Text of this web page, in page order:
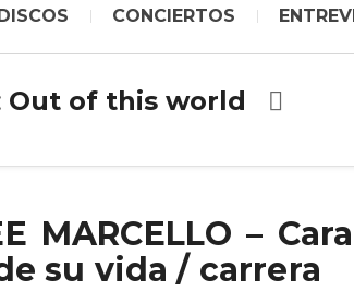
CONCIERTOS
Out of this world
MARCELLO –
su vida / carrera